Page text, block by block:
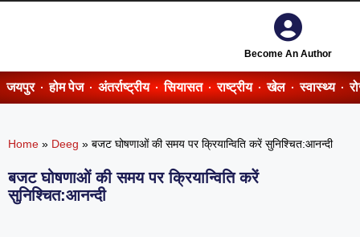
Become An Author
जयपुर होम पेज अंतर्राष्ट्रीय सियासत राष्ट्रीय खेल स्वास्थ्य
Home » Deeg » बजट घोषणाओं की समय पर क्रियान्विति करें सुनिश्चित:आनन्दी
बजट घोषणाओं की समय पर क्रियान्विति करें
सुनिश्चित:आनन्दी